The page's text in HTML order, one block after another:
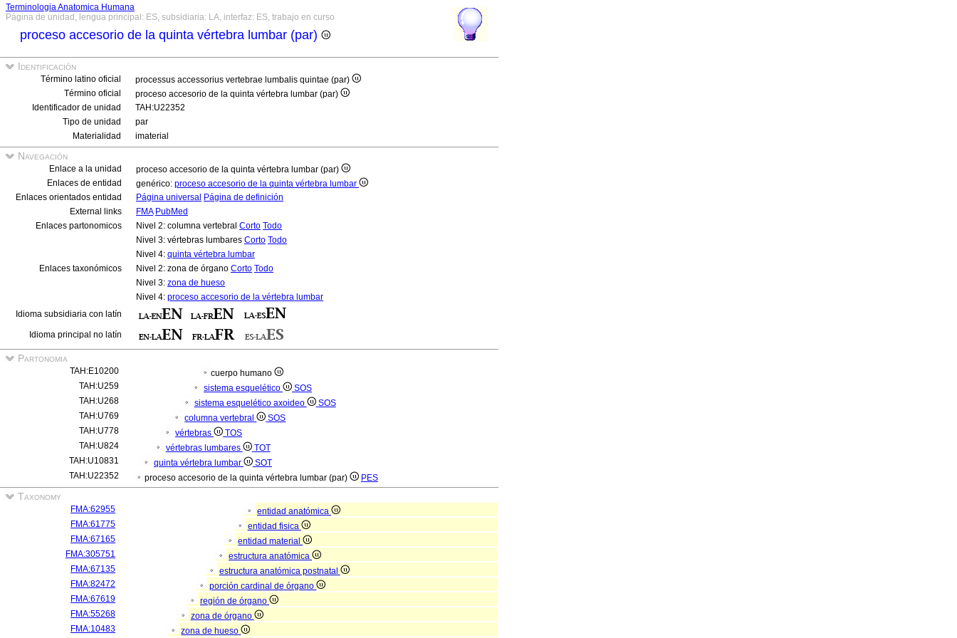
Terminologia Anatomica Humana
Página de unidad, lengua principal: ES, subsidiaria: LA, interfaz: ES, trabajo en curso
proceso accesorio de la quinta vértebra lumbar (par)
Identificación
Término latino oficial
processus accessorius vertebrae lumbalis quintae (par)
Término oficial
proceso accesorio de la quinta vértebra lumbar (par)
Identificador de unidad
TAH:U22352
Tipo de unidad
par
Materialidad
imaterial
Navegación
Enlace a la unidad
proceso accesorio de la quinta vértebra lumbar (par)
Enlaces de entidad
genérico: proceso accesorio de la quinta vértebra lumbar
Enlaces orientados entidad
Página universal Página de definición
External links
FMA PubMed
Enlaces partonomicos
Nivel 2: columna vertebral Corto Todo
Nivel 3: vértebras lumbares Corto Todo
Nivel 4: quinta vértebra lumbar
Enlaces taxonómicos
Nivel 2: zona de órgano Corto Todo
Nivel 3: zona de hueso
Nivel 4: proceso accesorio de la vértebra lumbar
Idioma subsidiaria con latín
Idioma principal no latín
Partonomia
TAH:E10200
cuerpo humano
TAH:U259
sistema esquelético
SOS
TAH:U268
sistema esquelético axoideo
SOS
TAH:U769
columna vertebral
SOS
TAH:U778
vértebras
TOS
TAH:U824
vértebras lumbares
TOT
TAH:U10831
quinta vértebra lumbar
SOT
TAH:U22352
proceso accesorio de la quinta vértebra lumbar (par) PES
Taxonomy
FMA:62955
entidad anatómica
FMA:61775
entidad fisica
FMA:67165
entidad material
FMA:305751
estructura anatómica
FMA:67135
estructura anatómica postnatal
FMA:82472
porción cardinal de órgano
FMA:67619
región de órgano
FMA:55268
zona de órgano
FMA:10483
zona de hueso